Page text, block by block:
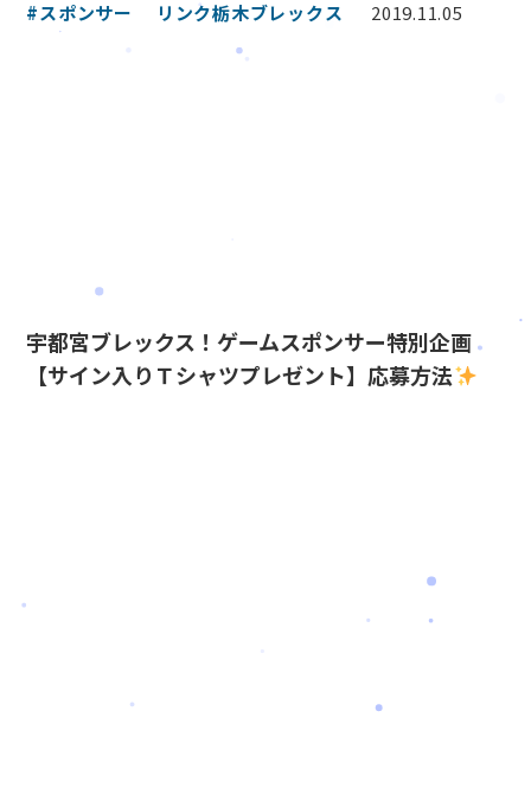
#スポンサー リンク栃木ブレックス 2019.11.05
宇都宮ブレックス！ゲームスポンサー特別企画
【サイン入りＴシャツプレゼント】応募方法